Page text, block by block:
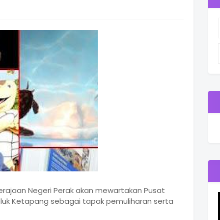
Negeri Perak akan mewartakan Pusat
Ketapang sebagai tapak pemuliharan serta